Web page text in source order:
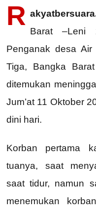
R
Barat –Leni
Penganak desa Air
Tiga, Bangka
ditemukan
Jum’at 11 Oktober
dini hari.
Korban pertama
tuanya, saat
saat tidur, namun
menemukan